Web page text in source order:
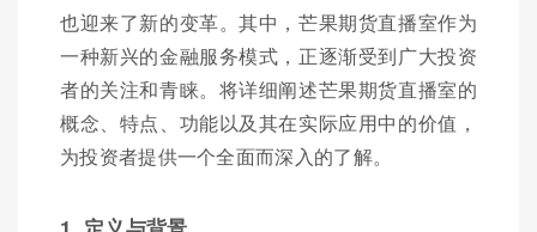
也迎来了新的变革。其中，芒果期货直播室作为
一种新兴的金融服务模式，正逐渐受到广大投资
者的关注和青睐。将详细阐述芒果期货直播室的
概念、特点、功能以及其在实际应用中的价值，
为投资者提供一个全面而深入的了解。